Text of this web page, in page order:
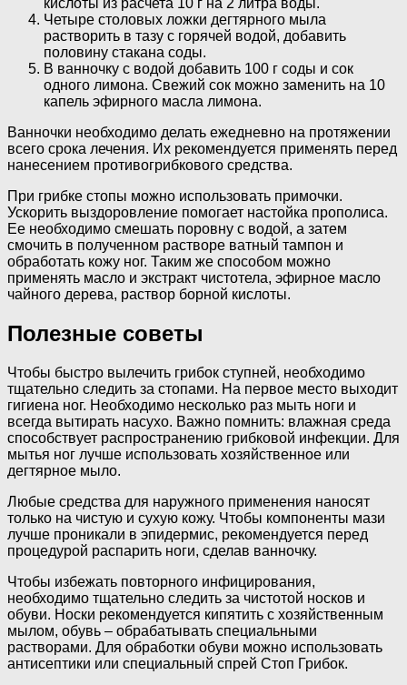
кислоты из расчета 10 г на 2 литра воды.
Четыре столовых ложки дегтярного мыла
растворить в тазу с горячей водой, добавить
половину стакана соды.
В ванночку с водой добавить 100 г соды и сок
одного лимона. Свежий сок можно заменить на 10
капель эфирного масла лимона.
Ванночки необходимо делать ежедневно на протяжении
всего срока лечения. Их рекомендуется применять перед
нанесением противогрибкового средства.
При грибке стопы можно использовать примочки.
Ускорить выздоровление помогает настойка прополиса.
Ее необходимо смешать поровну с водой, а затем
смочить в полученном растворе ватный тампон и
обработать кожу ног. Таким же способом можно
применять масло и экстракт чистотела, эфирное масло
чайного дерева, раствор борной кислоты.
Полезные советы
Чтобы быстро вылечить грибок ступней, необходимо
тщательно следить за стопами. На первое место выходит
гигиена ног. Необходимо несколько раз мыть ноги и
всегда вытирать насухо. Важно помнить: влажная среда
способствует распространению грибковой инфекции. Для
мытья ног лучше использовать хозяйственное или
дегтярное мыло.
Любые средства для наружного применения наносят
только на чистую и сухую кожу. Чтобы компоненты мази
лучше проникали в эпидермис, рекомендуется перед
процедурой распарить ноги, сделав ванночку.
Чтобы избежать повторного инфицирования,
необходимо тщательно следить за чистотой носков и
обуви. Носки рекомендуется кипятить с хозяйственным
мылом, обувь – обрабатывать специальными
растворами. Для обработки обуви можно использовать
антисептики или специальный спрей Стоп Грибок.